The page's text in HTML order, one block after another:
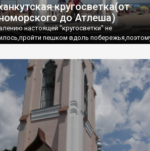
кругосветка(от
до Атлеша)
настоящей "кругосветки" не
пешком вдоль